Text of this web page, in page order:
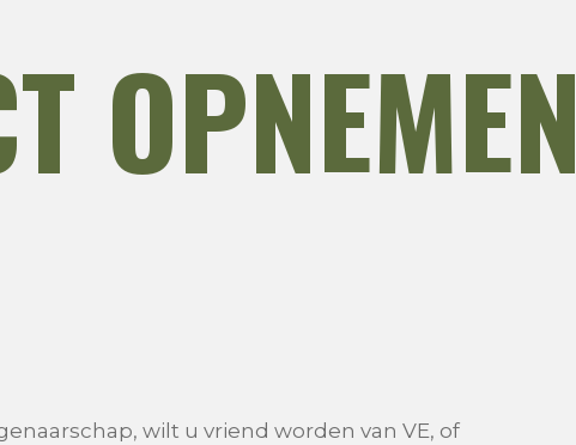
OPNEMEN
wilt u vriend worden van VE, of